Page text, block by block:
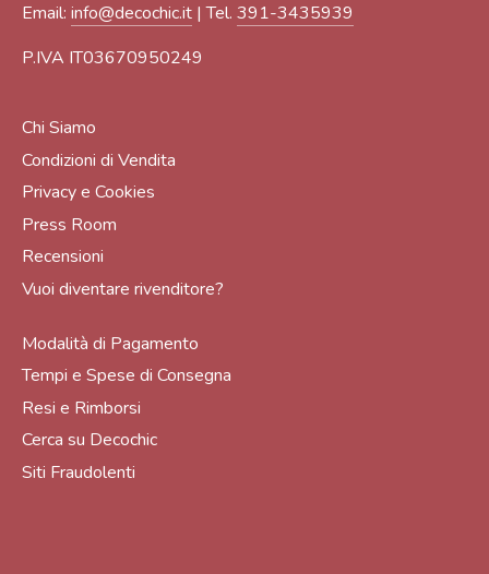
Email: info@decochic.it | Tel. 391-3435939
P.IVA IT03670950249
Chi Siamo
Condizioni di Vendita
Privacy e Cookies
Press Room
Recensioni
Vuoi diventare rivenditore?
Modalità di Pagamento
Tempi e Spese di Consegna
Resi e Rimborsi
Cerca su Decochic
Siti Fraudolenti